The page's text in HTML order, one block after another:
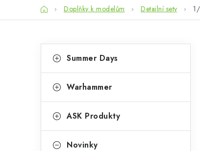
DomůDoplňky k modelům Detailní sety
o
t
r
kategorie
a
e
o
Summer Days
Warhammer
ASK Produkty
Novinky